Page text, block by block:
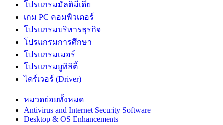
โปรแกรมมัลติมีเดีย
เกม PC คอมพิวเตอร์
โปรแกรมบริหารธุรกิจ
โปรแกรมการศึกษา
โปรแกรมเมอร์
โปรแกรมยูทิลิตี้
ไดร์เวอร์ (Driver)
หมวดย่อยทั้งหมด
Antivirus and Internet Security Software
Desktop & OS Enhancements